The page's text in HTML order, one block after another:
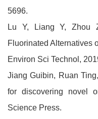
5696.
Lu Y, Liang Y, Zhou
Fluorinated Alternatives
Environ Sci Technol,
Jiang Guibin, Ruan
for discovering novel
Science Press.